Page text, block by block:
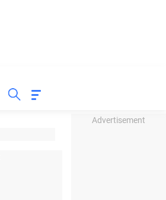
Advertisement